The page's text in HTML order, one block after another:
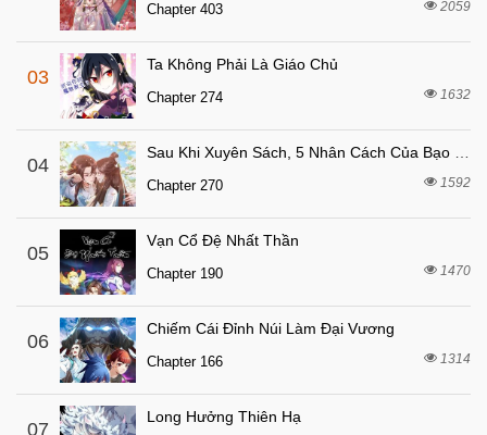
Chapter 47
Chapter 46
Chapter 45
Chapter 44 6 tháng trước
Chapter 43 6 tháng trước
Chapter 42
Chapter 41 6 tháng trước
Chapter 40
Chapter 39 7 tháng trước
Chapter 38
Chapter 37
Chapter 36 7 tháng trước
Chapter 403 2059
03
Ta Không Phải Là Giáo Chủ
Chapter 274 1632
04
Chapter 270 1592
05
Vạn Cổ Đệ Nhất Thần
Chapter 190 1470
06
Chiếm Cái Đỉnh Núi Làm Đại Vương
Chapter 166 1314
07
Long Hưởng Thiên Hạ